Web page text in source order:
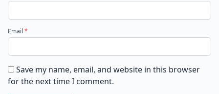
Email *
Save my name, email, and website in this browser
for the next time I comment.